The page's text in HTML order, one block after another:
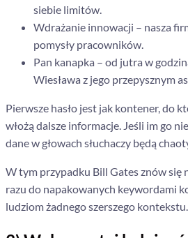
siebie limitów.
Wdrażanie innowacji – nasza
pomysły pracowników.
Pan kanapka – od jutra w
Wiesława z jego przepysznym
Pierwsze hasło jest jak kontener, do
włożą dalsze informacje. Jeśli im go
dane w głowach słuchaczy będą
W tym przypadku Bill Gates znów się
razu do napakowanych keywordami
ludziom żadnego szerszego kontekstu.